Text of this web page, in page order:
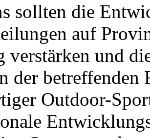
sollten die
auf
verstärken und
der
Outdoor-